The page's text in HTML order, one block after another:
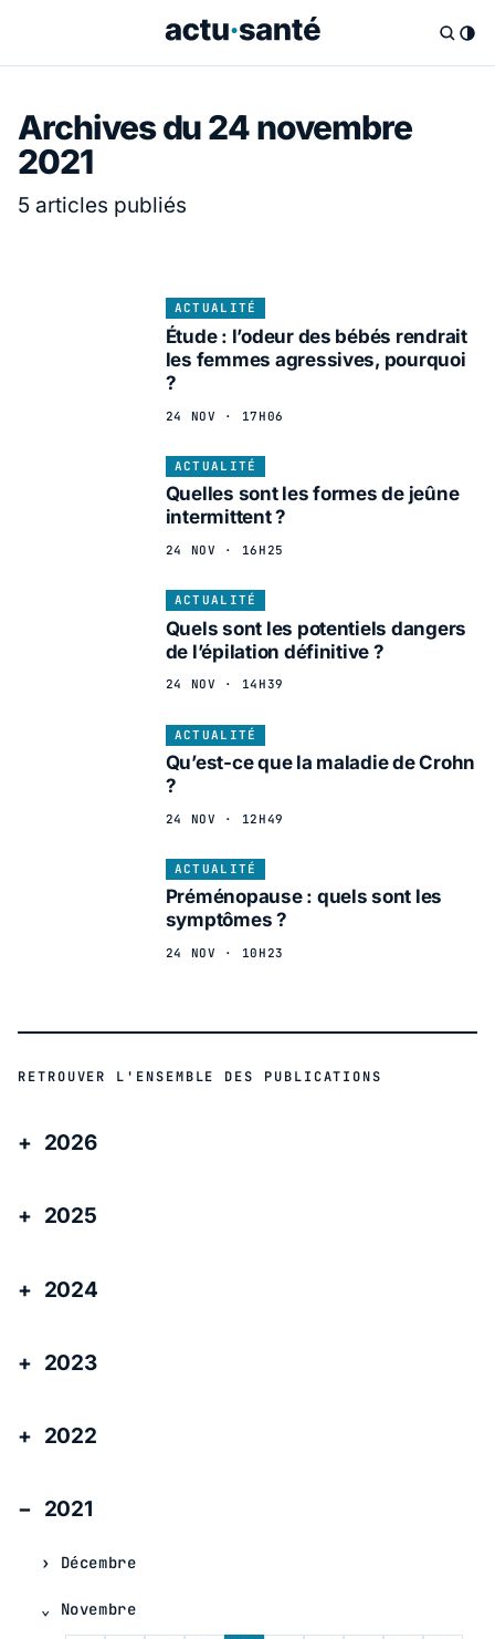
Archives du 24 novembre
2021
5 articles publiés
ACTUALITÉ
Étude : l’odeur des bébés rendrait
les femmes agressives, pourquoi
?
24 NOV · 17H06
ACTUALITÉ
Quelles sont les formes de jeûne
intermittent ?
24 NOV · 16H25
ACTUALITÉ
Quels sont les potentiels dangers
de l’épilation définitive ?
24 NOV · 14H39
ACTUALITÉ
Qu’est-ce que la maladie de Crohn
?
24 NOV · 12H49
ACTUALITÉ
Préménopause : quels sont les
symptômes ?
24 NOV · 10H23
RETROUVER L'ENSEMBLE DES PUBLICATIONS
2026
2025
2024
2023
2022
2021
Décembre
Novembre